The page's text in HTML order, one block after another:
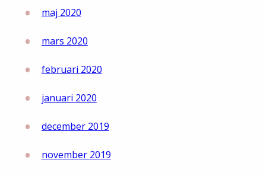
maj 2020
mars 2020
februari 2020
januari 2020
december 2019
november 2019